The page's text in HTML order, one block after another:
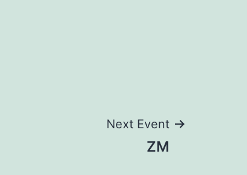
Next Event
ZM